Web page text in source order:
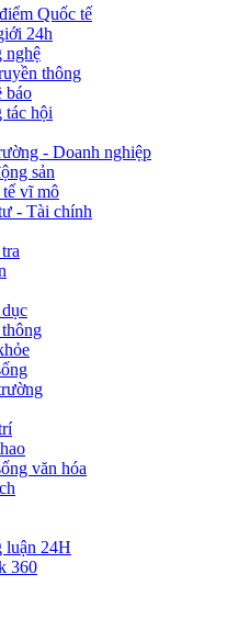
Quốc tế
24h
nghệ
thông
báo
tác hội
- Doanh nghiệp
sản
vĩ mô
- Tài chính
văn hóa
luận 24H
360